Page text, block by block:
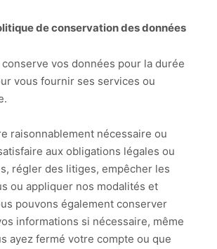
de conservation des données
vos données pour la durée
vous fournir ses services ou
raisonnablement nécessaire ou
aux obligations légales ou
régler des litiges, empêcher les
ou appliquer nos modalités et
pouvons également conserver
informations si nécessaire, même
ayez fermé votre compte ou que